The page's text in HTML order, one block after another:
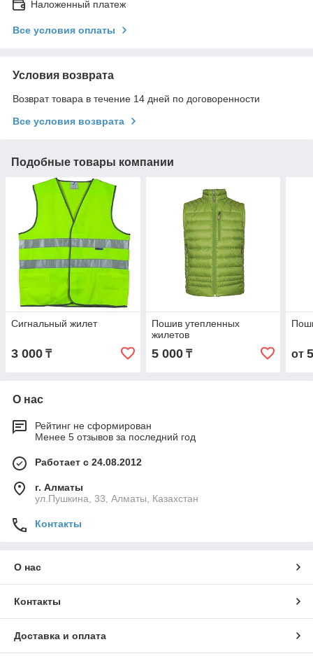
Наложенный платеж
Все условия оплаты
Условия возврата
Возврат товара в течение 14 дней по договоренности
Все условия возврата
Подобные товары компании
Сигнальный жилет
3 000 ₸
Пошив утепленных
жилетов
5 000₸ от
О нас
Рейтинг не сформирован
Менее 5 отзывов за последний год
Работает с 24.08.2012
г. Алматы
ул.Пушкина, 33, Алматы, Казахстан
Контакты
О нас
Контакты
Доставка и оплата